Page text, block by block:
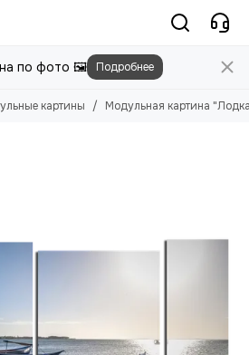
по фото 🖼️ Подробнее
картины Модульная картина